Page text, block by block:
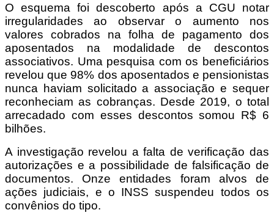
O esquema foi descoberto após a CGU notar
irregularidades ao observar o aumento nos
valores cobrados na folha de pagamento dos
aposentados na modalidade de descontos
associativos. Uma pesquisa com os beneficiários
revelou que 98% dos aposentados e pensionistas
nunca haviam solicitado a associação e sequer
reconheciam as cobranças. Desde 2019, o total
arrecadado com esses descontos somou R$ 6
bilhões.
A investigação revelou a falta de verificação das
autorizações e a possibilidade de falsificação de
documentos. Onze entidades foram alvos de
ações judiciais, e o INSS suspendeu todos os
convênios do tipo.